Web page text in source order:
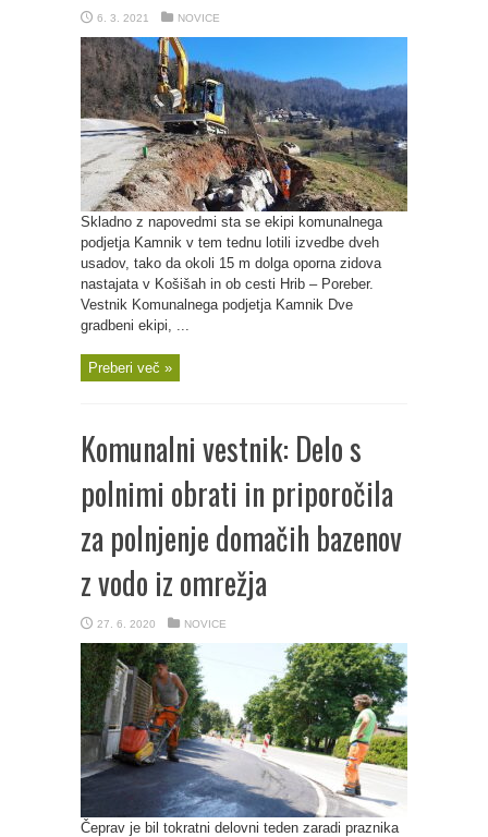
6. 3. 2021 NOVICE
Skladno z napovedmi sta se ekipi komunalnega
podjetja Kamnik v tem tednu lotili izvedbe dveh
usadov, tako da okoli 15 m dolga oporna zidova
nastajata v Košišah in ob cesti Hrib – Poreber.
Vestnik Komunalnega podjetja Kamnik Dve
gradbeni ekipi, ...
Preberi več »
Komunalni vestnik: Delo s
polnimi obrati in priporočila
za polnjenje domačih bazenov
z vodo iz omrežja
27. 6. 2020 NOVICE
Čeprav je bil tokratni delovni teden zaradi praznika